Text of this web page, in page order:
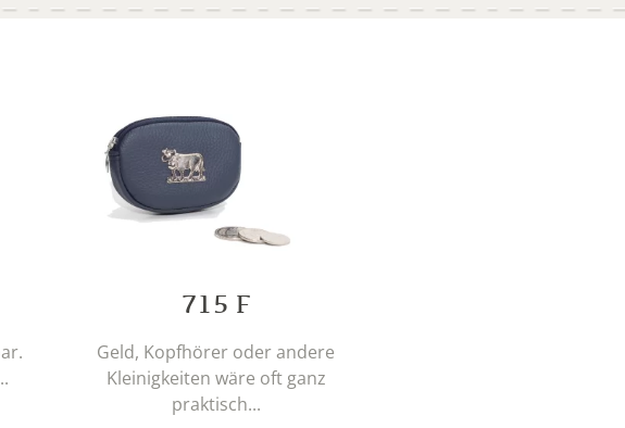
715 F
Geld, Kopfhörer oder andere
Kleinigkeiten wäre oft ganz
praktisch...